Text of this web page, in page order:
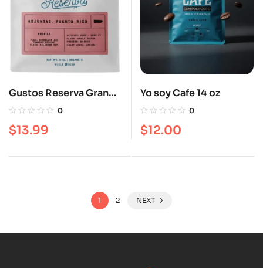
Gustos Reserva Grano
Adjunta 8 oz
0
$13.99
Yo soy Cafe 14 oz
0
$12.00
1 2 NEXT